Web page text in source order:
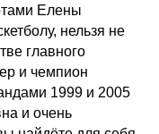
Елены
нельзя не
главного
и чемпион
1999 и 2005
и очень